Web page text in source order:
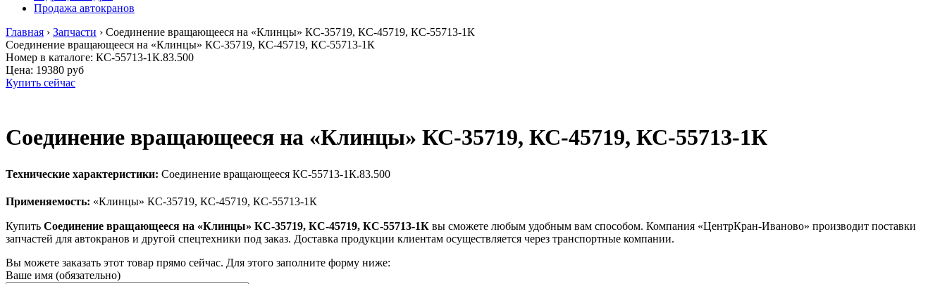
Продажа автокранов
Главная › Запчасти › Соединение вращающееся на «Клинцы» КС-35719, КС-45719, КС-55713-1К
Соединение вращающееся на «Клинцы» КС-35719, КС-45719, КС-55713-1К
Номер в каталоге: КС-55713-1К.83.500
Цена: 19380 руб
Купить сейчас
Соединение вращающееся на «Клинцы» КС-35719, КС-45719, КС-55713-1К
Технические характеристики: Соединение вращающееся КС-55713-1К.83.500
Применяемость: «Клинцы» КС-35719, КС-45719, КС-55713-1К
Купить Соединение вращающееся на «Клинцы» КС-35719, КС-45719, КС-55713-1К вы сможете любым удобным вам способом. Компания «ЦентрКран-Иваново» производит поставки
запчастей для автокранов и другой спецтехники под заказ. Доставка продукции клиентам осуществляется через транспортные компании.
Вы можете заказать этот товар прямо сейчас. Для этого заполните форму ниже:
Ваше имя (обязательно)